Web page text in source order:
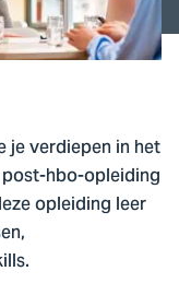
je verdiepen in het
hbo-opleiding
opleiding leer